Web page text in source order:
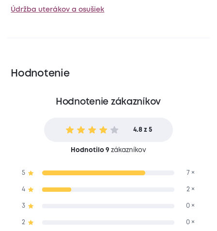
Údržba uterákov a osušiek
Hodnotenie
Hodnotenie zákazníkov
4.8 z 5
Hodnotilo 9 zákazníkov
5 7 ×
4 2 ×
3 0 ×
2 0 ×